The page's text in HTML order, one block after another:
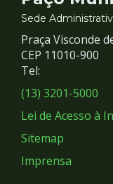
e
Redes
Sociais
Sede
Praça Visconde
CEP 11010-900
Tel:
(13) 3201-5000
Lei de Acesso à
Sitemap
Imprensa